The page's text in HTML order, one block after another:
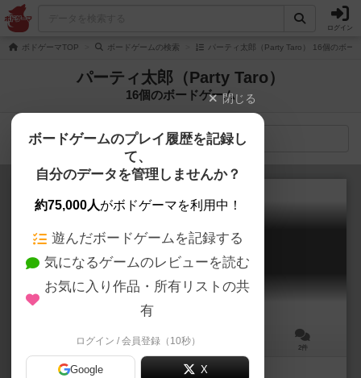
ログイン
ボドゲーマTOP ボードゲームの検索 パーティ太郎（Party Taro） 16個のボー
パーティ太郎（Party Taro）
16個のボードゲーム
検索メニュー
パチスロシミュレーター
Pachislo Simulator
30分前後 2件
閉じる
ボードゲームのプレイ履歴を記録し
て、
自分のデータを管理しませんか？
約75,000人がボドゲーマを利用中！
遊んだボードゲームを記録する
気になるゲームのレビューを読む
お気に入り作品・所有リストの共
有
ログイン / 会員登録（10秒）
Google X